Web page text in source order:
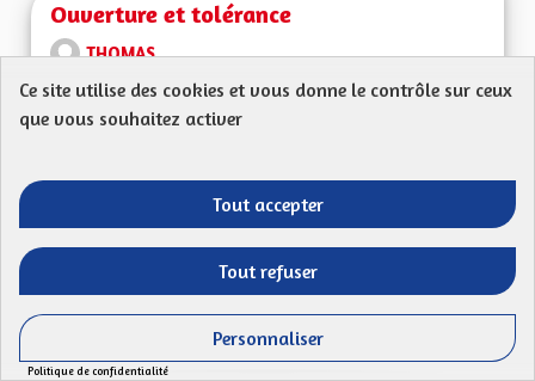
Ouverture et tolérance
THOMAS
Mon Code postal : 68580Ma proposition : les élus /
élues devront respecter toutes les personnes...
21/04/2023
50 50 ABONNÉS
SUIVRE
OUVERTURE ET
VOIR LA PROPOSITION
Ce site utilise des cookies et vous donne le contrôle sur ceux
que vous souhaitez activer
Tout accepter
Tout refuser
Personnaliser
Politique de confidentialité